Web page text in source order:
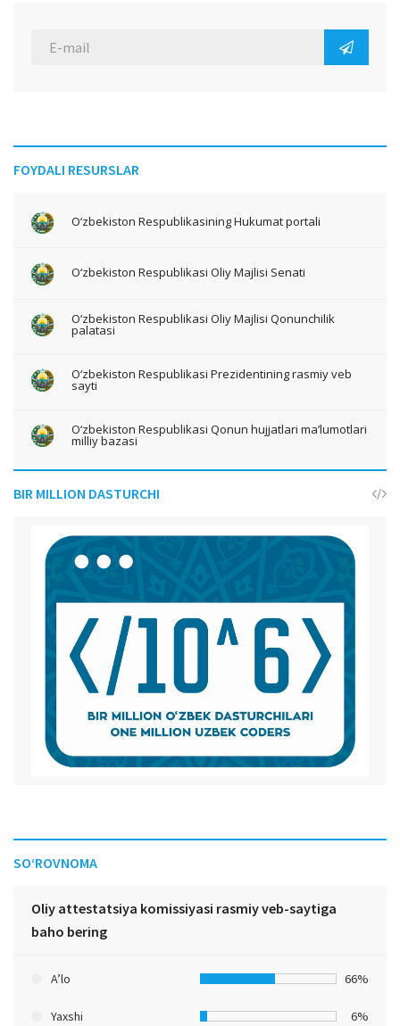
FOYDALI RESURSLAR
O‘zbekiston Respublikasining Hukumat portali
O‘zbekiston Respublikasi Oliy Majlisi Senati
O‘zbekiston Respublikasi Oliy Majlisi Qonunchilik
palatasi
O‘zbekiston Respublikasi Prezidentining rasmiy veb
sayti
O‘zbekiston Respublikasi Qonun hujjatlari ma’lumotlari
milliy bazasi
BIR MILLION DASTURCHI
SO‘ROVNOMA
Oliy attestatsiya komissiyasi rasmiy veb-saytiga
baho bering
A’lo 66%
Yaxshi 6%